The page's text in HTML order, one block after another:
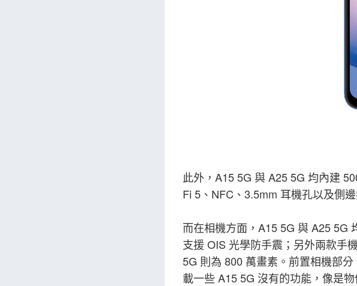
此外，A15 5G 與 A25 5G 均內建
Fi 5、NFC、3.5mm 耳機孔以及側
而在相機方面，A15 5G 與 A25 5G
支援 OIS 光學防手震；另外兩款手
5G 則為 800 萬畫素。前置相機部
載一些 A15 5G 沒有的功能，像是